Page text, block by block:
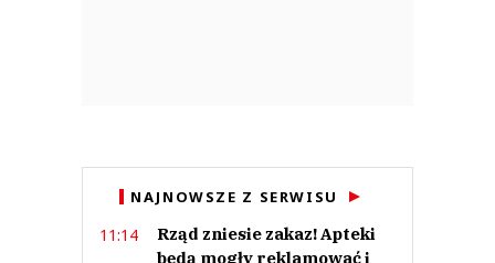
NAJNOWSZE Z SERWISU
11:14
Rząd zniesie zakaz! Apteki
będą mogły reklamować i